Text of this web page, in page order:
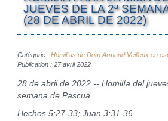
JUEVES DE LA 2ª
(28 DE ABRIL DE 2022)
Catégorie : Homilías de Dom Armand Veilleux en
Publication : 27 avril 2022
28 de abril de 2022 -- Homilía del
semana de Pascua
Hechos 5:27-33; Juan 3:31-36.